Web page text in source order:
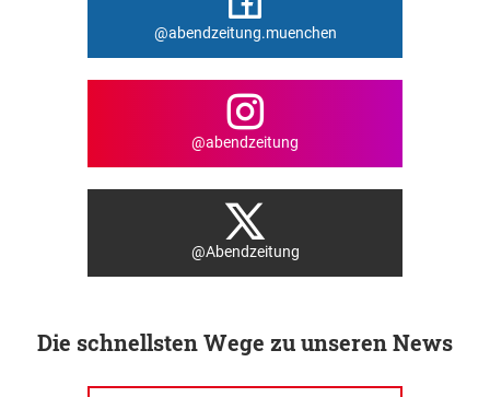
@abendzeitung.muenchen
@abendzeitung
@Abendzeitung
Die schnellsten Wege zu unseren News